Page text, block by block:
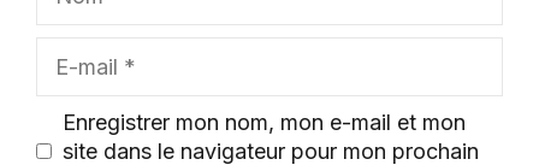
mail
Enregistrer mon nom, mon e-mail et mon
site dans le navigateur pour mon prochain